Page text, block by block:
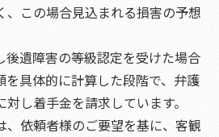
、この場合見込まれる損害の予想
遺障害の等級認定を受けた場合
を具体的に計算した段階で、弁護
し着手金を請求しています。
依頼者様のご要望を基に、客観